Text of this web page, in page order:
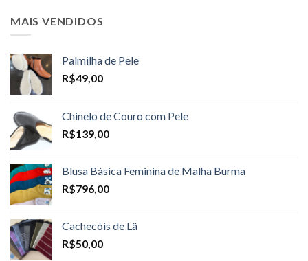
MAIS VENDIDOS
Palmilha de Pele
R$49,00
Chinelo de Couro com Pele
R$139,00
Blusa Básica Feminina de Malha Burma
R$796,00
Cachecóis de Lã
R$50,00